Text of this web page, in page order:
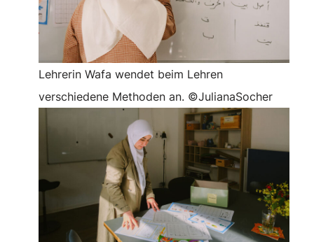
Lehrerin Wafa wendet beim Lehren
verschiedene Methoden an. ©JulianaSocher